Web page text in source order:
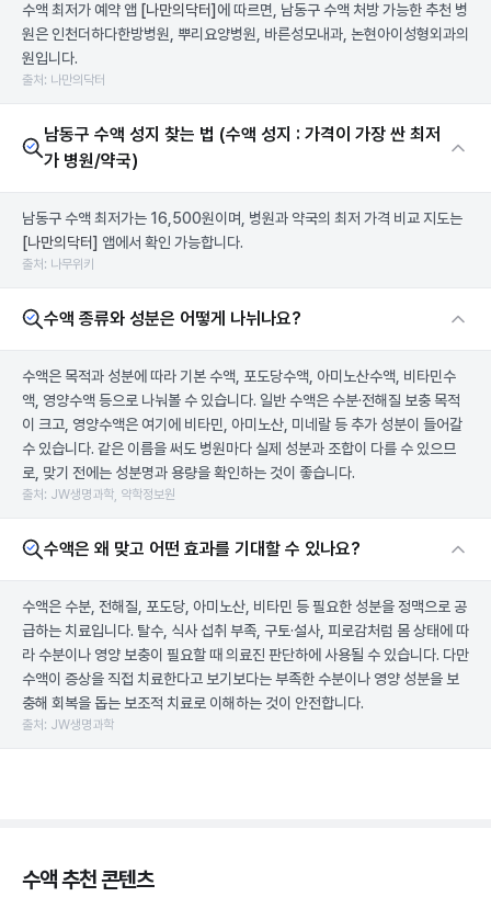
수액 최저가 예약 앱 [나만의닥터] 에 따르면, 남동구 수액 처방 가능한 추천 병
원은 인천더하다한방병원, 뿌리요양병원, 바른성모내과, 논현아이성형외과의
원입니다.
출처: 나만의닥터
남동구 수액 성지 찾는 법 (수액 성지 : 가격이 가장 싼 최저
가 병원/약국)
남동구 수액 최저가는 16,500원이며, 병원과 약국의 최저 가격 비교 지도는
[나만의닥터] 앱에서 확인 가능합니다.
출처: 나무위키
수액 종류와 성분은 어떻게 나뉘나요?
수액은 목적과 성분에 따라 기본 수액, 포도당수액, 아미노산수액, 비타민수
액, 영양수액 등으로 나눠볼 수 있습니다. 일반 수액은 수분·전해질 보충 목적
이 크고, 영양수액은 여기에 비타민, 아미노산, 미네랄 등 추가 성분이 들어갈
수 있습니다. 같은 이름을 써도 병원마다 실제 성분과 조합이 다를 수 있으므
로, 맞기 전에는 성분명과 용량을 확인하는 것이 좋습니다.
출처: JW생명과학, 약학정보원
수액은 왜 맞고 어떤 효과를 기대할 수 있나요?
수액은 수분, 전해질, 포도당, 아미노산, 비타민 등 필요한 성분을 정맥으로 공
급하는 치료입니다. 탈수, 식사 섭취 부족, 구토·설사, 피로감처럼 몸 상태에 따
라 수분이나 영양 보충이 필요할 때 의료진 판단하에 사용될 수 있습니다. 다만
수액이 증상을 직접 치료한다고 보기보다는 부족한 수분이나 영양 성분을 보
충해 회복을 돕는 보조적 치료로 이해하는 것이 안전합니다.
출처: JW생명과학
수액 추천 콘텐츠